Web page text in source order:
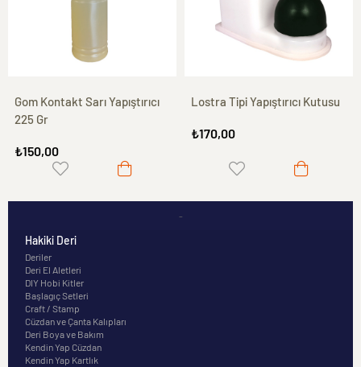
Gom Kontakt Sarı Yapıştırıcı
225 Gr
₺150,00
Lostra Tipi Yapıştırıcı Kutusu
₺170,00
-
Hakiki Deri
Deriler
Deri El Aletleri
DIY Hobi Kitler
Başlagıç Setleri
Craft / Stamp
Cüzdan ve Çanta Kalıpları
Deri Boya ve Bakım
Kendin Yap Cüzdan
Kendin Yap Kartlık